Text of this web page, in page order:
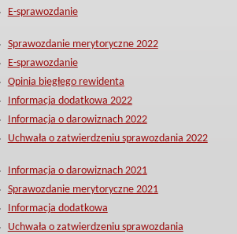
E-sprawozdanie
Sprawozdanie merytoryczne 2022
E-sprawozdanie
Opinia biegłego rewidenta
Informacja dodatkowa 2022
Informacja o darowiznach 2022
Uchwała o zatwierdzeniu sprawozdania 2022
Informacja o darowiznach 2021
Sprawozdanie merytoryczne 2021
Informacja dodatkowa
Uchwała o zatwierdzeniu sprawozdania